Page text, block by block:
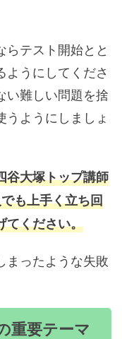
テスト開始とと
ようにしてくださ
い難しい問題を捨
ようにしましょ
谷大塚トップ講師
も上手く立ち回
てください。
まったような失敗
重要テーマ